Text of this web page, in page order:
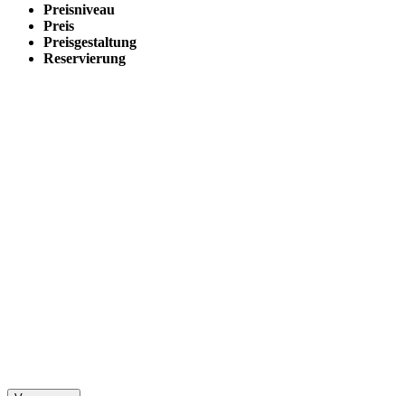
Preisniveau
Preis
Preisgestaltung
Reservierung